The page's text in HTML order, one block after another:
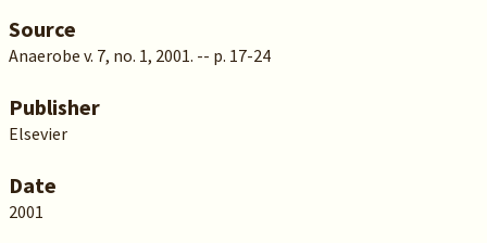
Source
Anaerobe v. 7, no. 1, 2001. -- p. 17-24
Publisher
Elsevier
Date
2001